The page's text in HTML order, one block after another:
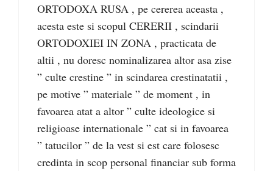
ORTODOXA RUSA , pe cererea aceasta ,
acesta este si scopul CERERII , scindarii
ORTODOXIEI IN ZONA , practicata de
altii , nu doresc nominalizarea altor asa zise
” culte crestine ” in scindarea crestinatatii ,
pe motive ” materiale ” de moment , in
favoarea atat a altor ” culte ideologice si
religioase internationale ” cat si in favoarea
” tatucilor ” de la vest si est care folosesc
credinta in scop personal financiar sub forma